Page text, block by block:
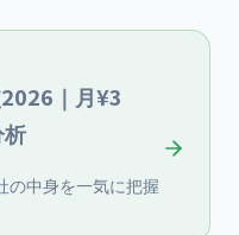
｜月¥3
の中身を一気に把握